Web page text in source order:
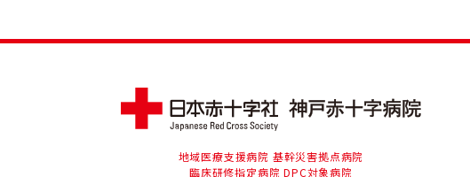
地域医療支援病院 基幹災害拠点病院
臨床研修指定病院 DPC対象病院